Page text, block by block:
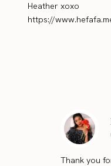
Heather xoxo
https://
Thank you